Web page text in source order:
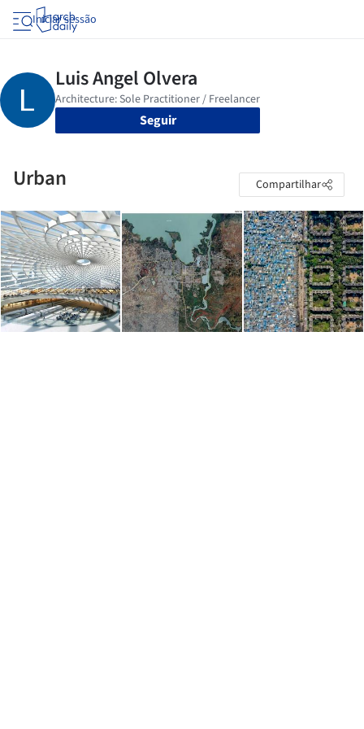
Iniciar sessão
Seguir
Urban Compartilhar